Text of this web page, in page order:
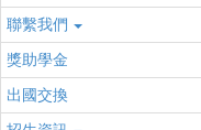
聯繫我們
獎助學金
出國交換